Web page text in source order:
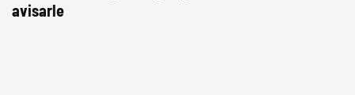
avisarle